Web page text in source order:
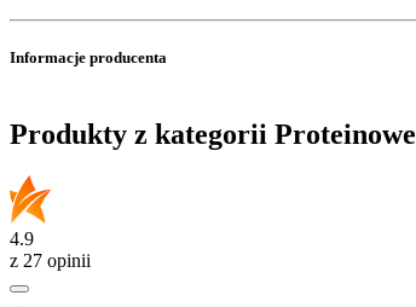
Informacje producenta
Produkty z kategorii Proteinowe
4.9
z 27 opinii